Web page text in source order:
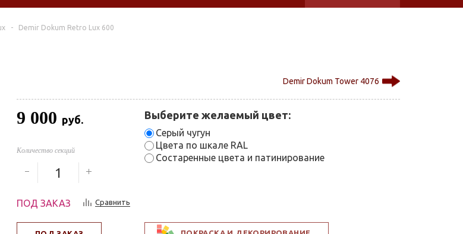
- Demir Dokum Retro Lux 600
Demir Dokum Tower 4076
9 000 руб.
Количество секций
ПОД ЗАКАЗ Сравнить
Выберите желаемый цвет:
Серый чугун
Цвета по шкале RAL
Состаренные цвета и патинирование